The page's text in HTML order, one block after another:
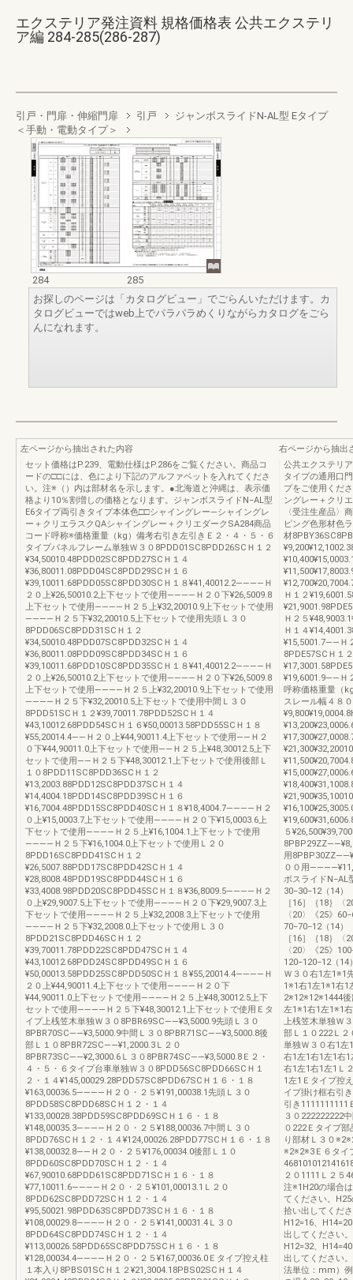
エクステリア発注資料 規格価格表 公共エクステリ
ア編 284-285(286-287)
引戸・門扉・伸縮門扉 引戸
ジャンボスライドN-AL型 Eタイプ
＜手動・電動タイプ＞
284
285
お探しのページは「カタログビュー」でごらんいただけます。カ
タログビューではweb上でパラパラめくりながらカタログをごら
んになれます。
左ページから抽出された内容
セット価格はP.239、電動仕様はP.286をご覧ください。商品コ
ードの□□には、色により下記のアルファベットを入れてくださ
い。注※（）内は部材名を示します。●北海道と沖縄は、表示価
格より10％割増しの価格となります。ジャンボスライドN−AL型
E6タイプ両引きタイプ本体色□□シャイングレー―シャイングレ
ー＋クリエラスクQAシャイングレー＋クリエダークSA284商品
コード呼称※価格重量（kg）備考右引き左引きＥ２・４・５・６
タイプパネルフレーム単独Ｗ３０8PDD01SC8PDD26SCＨ１２
¥34,50010.48PDD02SC8PDD27SCＨ１４
¥36,80011.08PDD04SC8PDD29SCＨ１６
¥39,10011.68PDD05SC8PDD30SCＨ１８¥41,40012.2――――Ｈ
２０上¥26,50010.2上下セットで使用――――Ｈ２０下¥26,5009.8
上下セットで使用――――Ｈ２５上¥32,20010.9上下セットで使用
――――Ｈ２５下¥32,20010.5上下セットで使用先頭Ｌ３０
8PDD06SC8PDD31SCＨ１２
¥34,50010.48PDD07SC8PDD32SCＨ１４
¥36,80011.08PDD09SC8PDD34SCＨ１６
¥39,10011.68PDD10SC8PDD35SCＨ１８¥41,40012.2――――Ｈ
２０上¥26,50010.2上下セットで使用――――Ｈ２０下¥26,5009.8
上下セットで使用――――Ｈ２５上¥32,20010.9上下セットで使用
――――Ｈ２５下¥32,20010.5上下セットで使用中間Ｌ３０
8PDD51SCＨ１２¥39,70011.78PDD52SCＨ１４
¥43,10012.68PDD54SCＨ１６¥50,00013.58PDD55SCＨ１８
¥55,20014.4――Ｈ２０上¥44,90011.4上下セットで使用――Ｈ２
０下¥44,90011.0上下セットで使用――Ｈ２５上¥48,30012.5上下
セットで使用――Ｈ２５下¥48,30012.1上下セットで使用後部Ｌ
１０8PDD11SC8PDD36SCＨ１２
¥13,2003.88PDD12SC8PDD37SCＨ１４
¥14,4004.18PDD14SC8PDD39SCＨ１６
¥16,7004.48PDD15SC8PDD40SCＨ１８¥18,4004.7――――Ｈ２
０上¥15,0003.7上下セットで使用――――Ｈ２０下¥15,0003.6上
下セットで使用――――Ｈ２５上¥16,1004.1上下セットで使用
――――Ｈ２５下¥16,1004.0上下セットで使用Ｌ２０
8PDD16SC8PDD41SCＨ１２
¥26,5007.88PDD17SC8PDD42SCＨ１４
¥28,8008.48PDD19SC8PDD44SCＨ１６
¥33,4008.98PDD20SC8PDD45SCＨ１８¥36,8009.5――――Ｈ２
０上¥29,9007.5上下セットで使用――――Ｈ２０下¥29,9007.3上
下セットで使用――――Ｈ２５上¥32,2008.3上下セットで使用
――――Ｈ２５下¥32,2008.0上下セットで使用Ｌ３０
8PDD21SC8PDD46SCＨ１２
¥39,70011.78PDD22SC8PDD47SCＨ１４
¥43,10012.68PDD24SC8PDD49SCＨ１６
¥50,00013.58PDD25SC8PDD50SCＨ１８¥55,20014.4――――Ｈ
２０上¥44,90011.4上下セットで使用――――Ｈ２０下
¥44,90011.0上下セットで使用――――Ｈ２５上¥48,30012.5上下
セットで使用――――Ｈ２５下¥48,30012.1上下セットで使用Ｅタ
イプ上桟笠木単独Ｗ３０8PBR69SC――¥3,5000.9先頭Ｌ３０
8PBR70SC――¥3,5000.9中間Ｌ３０8PBR71SC――¥3,5000.8後
部Ｌ１０8PBR72SC――¥1,2000.3Ｌ２０
8PBR73SC――¥2,3000.6Ｌ３０8PBR74SC――¥3,5000.8Ｅ２・
４・５・６タイプ台車単独Ｗ３０8PDD56SC8PDD66SCＨ１
２・１４¥145,00029.28PDD57SC8PDD67SCＨ１６・１８
¥163,00036.5――――Ｈ２０・２５¥191,00038.1先頭Ｌ３０
8PDD58SC8PDD68SCＨ１２・１４
¥133,00028.38PDD59SC8PDD69SCＨ１６・１８
¥148,00035.3――――Ｈ２０・２５¥188,00036.7中間Ｌ３０
8PDD76SCＨ１２・１４¥124,00026.28PDD77SCＨ１６・１８
¥138,00032.8――Ｈ２０・２５¥176,00034.0後部Ｌ１０
8PDD60SC8PDD70SCＨ１２・１４
¥67,90010.68PDD61SC8PDD71SCＨ１６・１８
¥77,10011.6――――Ｈ２０・２５¥101,00013.1Ｌ２０
8PDD62SC8PDD72SCＨ１２・１４
¥95,50021.98PDD63SC8PDD73SCＨ１６・１８
¥108,00029.8――――Ｈ２０・２５¥141,00031.4Ｌ３０
8PDD64SC8PDD74SCＨ１２・１４
¥113,00026.58PDD65SC8PDD75SCＨ１６・１８
¥128,00034.4――――Ｈ２０・２５¥167,00036.0Ｅタイプ控え柱
１本入り8PBS01SCＨ１２¥21,3004.18PBS02SCＨ１４
右ページから抽出
公共エクステリ
タイプの通用口
プをご使用くだ
ングレー＋クリ
〈受注生産品〉
ピング色形材色
材
Ｈ１２
Ｈ２５
Ｈ１４
¥15,5001.7――Ｈ
8PDE57SCＨ１
¥19,6001.9――Ｈ
呼称価格重量（
スレール幅４８
５
用
００用
ボスライドN−AL
30−30−12（14）
［16］｛18｝〈
〈20〉《25》
70−70−12（14）
［16］｛18｝〈
〈20〉《25》
120−120−12（
Ｗ３０右1左1※1
1※1右1左1※1右1
2※12※12※1444
左1※1右1左1※1
上桟笠木単独Ｗ
部Ｌ１０222Ｌ２
単独Ｗ３０右1左
右1左1右1左1右
右1左1右1左1Ｌ
1左1Ｅタイプ控
イプ掛け框右引
引き1111111111
３０222222222
０222Ｅタイプ
り部材Ｌ３０
※2※2※3Ｅ６タイ
２０1111Ｌ２５
注※1H20の場合
てください。
拾い出してくだ
H12=16、
出してください
H12=32、
出してください
法単位：mm）